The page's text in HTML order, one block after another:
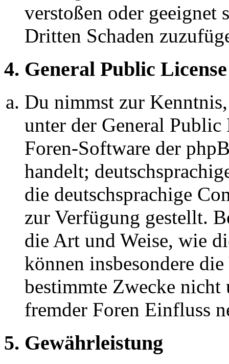
verstoßen oder geeignet
Dritten Schaden
4. General Public License
Du nimmst zur
unter der General
Foren-Software der
handelt;
die deutschsprachige
zur Verfügung gestellt.
die Art und Weise, wie
können insbesondere
bestimmte Zwecke nicht
fremder Foren Einfluss
5. Gewährleistung